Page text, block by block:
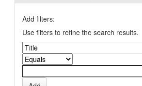
Add filters:
Use filters to refine the search results.